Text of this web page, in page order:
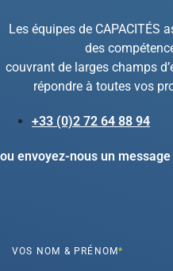
Les équipes de CAPACITÉS
des
couvrant de larges champs
répondre à toutes vos
+33 (0)2 72 64 88 94
ou envoyez-nous un message
VOS NOM & PRÉNOM